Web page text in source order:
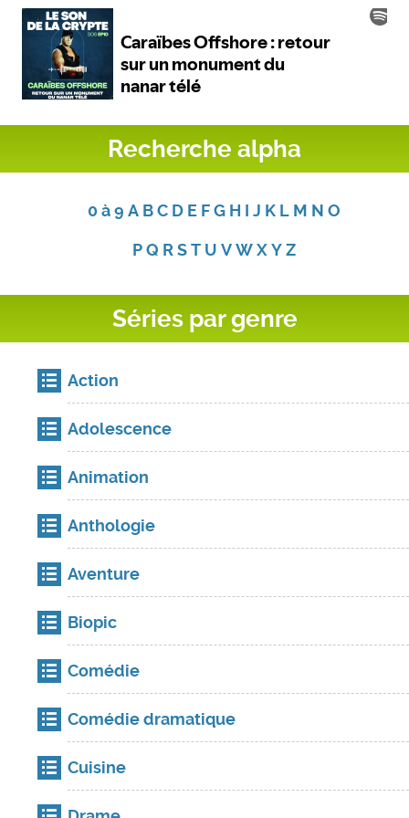
Recherche alpha
0 à 9 A B C D E F G H I J K L M N O
P Q R S T U V W X Y Z
Séries par genre
Action
Adolescence
Animation
Anthologie
Aventure
Biopic
Comédie
Comédie dramatique
Cuisine